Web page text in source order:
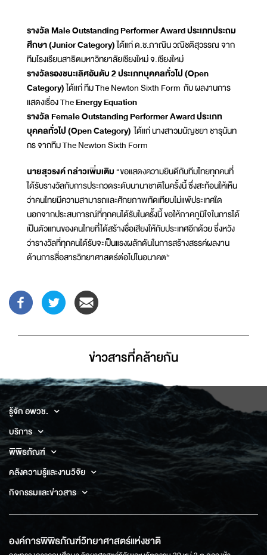
รางวัล Male Outstanding Performer Award ประเภทประถม
ศึกษา (Junior Category)ได้แก่ ด.ช.ภาณิน วณิชติสุวรรณ จาก
ทีมโรงเรียนสาธิตมหาวิทยาลัยเชียงใหม่ จ.เชียงใหม่
รางวัลรองชนะเลิศอันดับ 2 ประเภทบุคคลทั่วไป (Open
Category)ได้แก่ ทีม The Newton Sixth Form กับ ผลงานการ
แสดงเรื่อง TheEnergy Equation
รางวัล Female Outstanding Performer Award ประเภท
บุคคลทั่วไป (Open Category)ได้แก่ นางสาวมนัญชยา ชารุนันท
กร จากทีม The Newton Sixth Form
นายสุวรงค์ กล่าวเพิ่มเติม“ขอแสดงความยินดีกับทีมไทยทุกคนที่
ได้รับรางวัลกับการประกวดระดับนานาชาติในครั้งนี้ ซึ่งสะท้อนให้เห็น
ว่าคนไทยมีความสามารถและศักยภาพทัดเทียบไม่แพ้ประเทศใด
นอกจากประสบการณ์ที่ทุกคนได้รับในครั้งนี้ ขอให้ภาคภูมิใจในการได้
เป็นตัวแทนของคนไทยที่ได้สร้างชื่อเสียงให้กับประเทศอีกด้วย ซึ่งหวัง
ว่ารางวัลที่ทุกคนได้รับจะเป็นแรงผลักดันในการสร้างสรรค์ผลงาน
ด้านการสื่อสารวิทยาศาสตร์ต่อไปในอนาคต”
ข่าวสารที่่คล้ายกัน
รู้จัก อพวช.
บริการ
พิพิธภัณฑ์
คลังความรู้และงานวิจัย
กิจกรรมและข่าวสาร
องค์การพิพิธภัณฑ์วิทยาศาสตร์แห่งชาติ